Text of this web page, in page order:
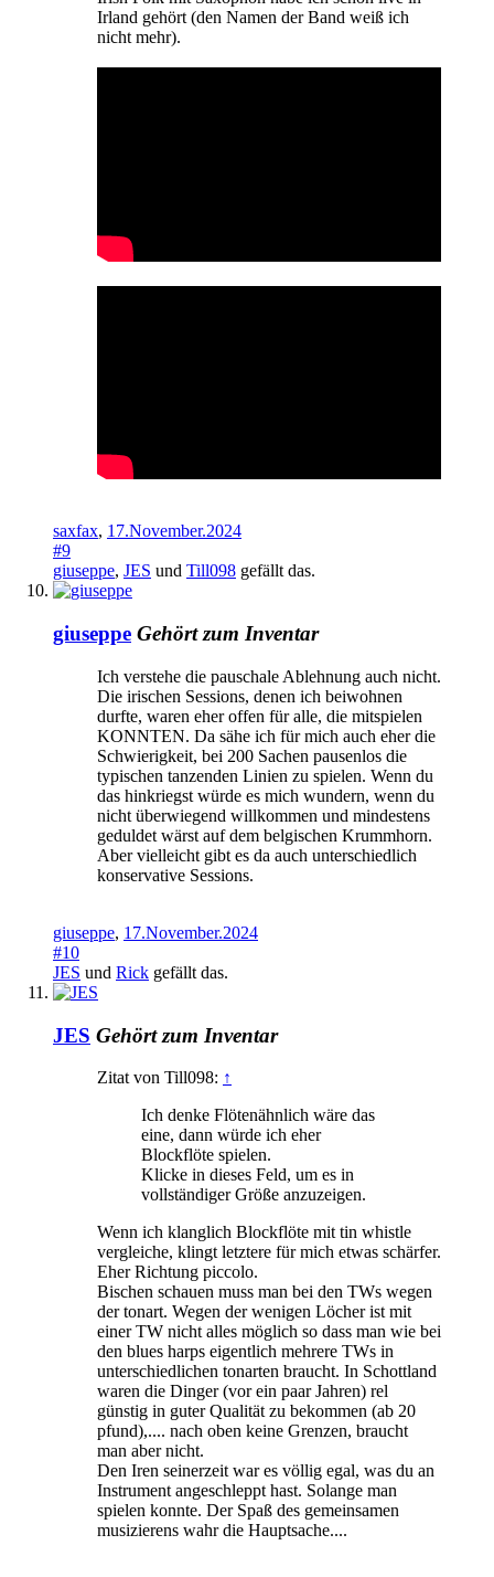
Irland gehört (den Namen der Band weiß ich
nicht mehr).
saxfax, 17.November.2024
#9
giuseppe, JES und Till098 gefällt das.
giuseppe Gehört zum Inventar
Ich verstehe die pauschale Ablehnung auch nicht.
Die irischen Sessions, denen ich beiwohnen
durfte, waren eher offen für alle, die mitspielen
KONNTEN. Da sähe ich für mich auch eher die
Schwierigkeit, bei 200 Sachen pausenlos die
typischen tanzenden Linien zu spielen. Wenn du
das hinkriegst würde es mich wundern, wenn du
nicht überwiegend willkommen und mindestens
geduldet wärst auf dem belgischen Krummhorn.
Aber vielleicht gibt es da auch unterschiedlich
konservative Sessions.
giuseppe, 17.November.2024
#10
JES und Rick gefällt das.
JES Gehört zum Inventar
Zitat von Till098: ↑
Ich denke Flötenähnlich wäre das
eine, dann würde ich eher
Blockflöte spielen.
Klicke in dieses Feld, um es in
vollständiger Größe anzuzeigen.
Wenn ich klanglich Blockflöte mit tin whistle
vergleiche, klingt letztere für mich etwas schärfer.
Eher Richtung piccolo.
Bischen schauen muss man bei den TWs wegen
der tonart. Wegen der wenigen Löcher ist mit
einer TW nicht alles möglich so dass man wie bei
den blues harps eigentlich mehrere TWs in
unterschiedlichen tonarten braucht. In Schottland
waren die Dinger (vor ein paar Jahren) rel
günstig in guter Qualität zu bekommen (ab 20
pfund),.... nach oben keine Grenzen, braucht
man aber nicht.
Den Iren seinerzeit war es völlig egal, was du an
Instrument angeschleppt hast. Solange man
spielen konnte. Der Spaß des gemeinsamen
musizierens wahr die Hauptsache....